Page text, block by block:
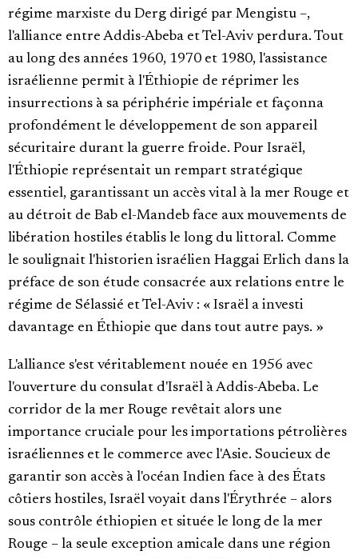
régime marxiste du Derg dirigé par Mengistu –,
l'alliance entre Addis-Abeba et Tel-Aviv perdura. Tout
au long des années 1960, 1970 et 1980, l'assistance
israélienne permit à l'Éthiopie de réprimer les
insurrections à sa périphérie impériale et façonna
profondément le développement de son appareil
sécuritaire durant la guerre froide. Pour Israël,
l'Éthiopie représentait un rempart stratégique
essentiel, garantissant un accès vital à la mer Rouge et
au détroit de Bab el-Mandeb face aux mouvements de
libération hostiles établis le long du littoral. Comme
le soulignait l'historien israélien Haggai Erlich dans la
préface de son étude consacrée aux relations entre le
régime de Sélassié et Tel-Aviv : « Israël a investi
davantage en Éthiopie que dans tout autre pays. »
L'alliance s'est véritablement nouée en 1956 avec
l'ouverture du consulat d'Israël à Addis-Abeba. Le
corridor de la mer Rouge revêtait alors une
importance cruciale pour les importations pétrolières
israéliennes et le commerce avec l'Asie. Soucieux de
garantir son accès à l'océan Indien face à des États
côtiers hostiles, Israël voyait dans l'Érythrée – alors
sous contrôle éthiopien et située le long de la mer
Rouge – la seule exception amicale dans une région